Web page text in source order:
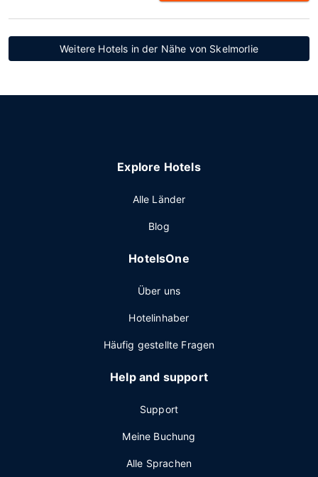
Weitere Hotels in der Nähe von Skelmorlie
Explore Hotels
Alle Länder
Blog
HotelsOne
Über uns
Hotelinhaber
Häufig gestellte Fragen
Help and support
Support
Meine Buchung
Alle Sprachen